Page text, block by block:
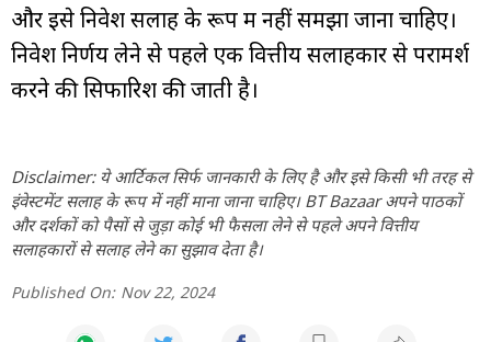
और इसे निवेश सलाह के रूप में नहीं समझा जाना चाहिए।
निवेश निर्णय लेने से पहले एक वित्तीय सलाहकार से परामर्श
करने की सिफारिश की जाती है।
Disclaimer: ये आर्टिकल सिर्फ जानकारी के लिए है और इसे किसी भी तरह से
इंवेस्टमेंट सलाह के रूप में नहीं माना जाना चाहिए। BT Bazaar अपने पाठकों
और दर्शकों को पैसों से जुड़ा कोई भी फैसला लेने से पहले अपने वित्तीय
सलाहकारों से सलाह लेने का सुझाव देता है।
Published On: Nov 22, 2024